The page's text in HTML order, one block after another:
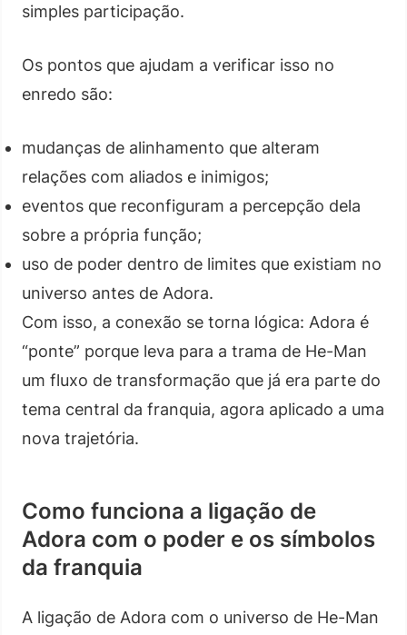
simples participação.
Os pontos que ajudam a verificar isso no
enredo são:
mudanças de alinhamento que alteram
relações com aliados e inimigos;
eventos que reconfiguram a percepção dela
sobre a própria função;
uso de poder dentro de limites que existiam no
universo antes de Adora.
Com isso, a conexão se torna lógica: Adora é
“ponte” porque leva para a trama de He-Man
um fluxo de transformação que já era parte do
tema central da franquia, agora aplicado a uma
nova trajetória.
Como funciona a ligação de
Adora com o poder e os símbolos
da franquia
A ligação de Adora com o universo de He-Man